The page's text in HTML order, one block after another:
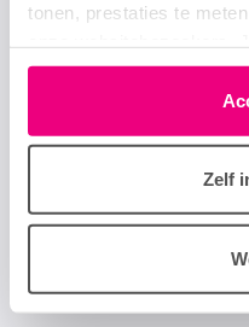
tonen, prestaties te
moment wijzigen of
linksonder elke pagina.
in het tabblad “details”.
Zelf